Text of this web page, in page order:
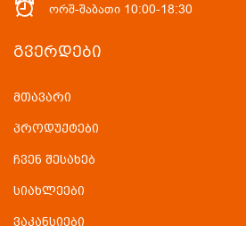
ორშ-შაბათი 10:00-18:30
ᲒᲕᲔᲠᲓᲔᲑᲘ
მთავარი
პროდუქტები
ჩვენ შესახებ
სიახლეები
ვაკანსიები